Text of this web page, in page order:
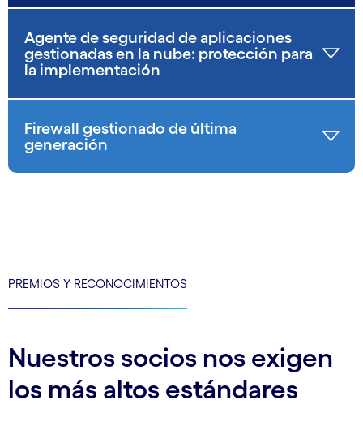
Agente de seguridad de aplicaciones
gestionadas en la nube: protección para
la implementación
Firewall gestionado de última
generación
PREMIOS Y RECONOCIMIENTOS
Nuestros socios nos exigen
los más altos estándares